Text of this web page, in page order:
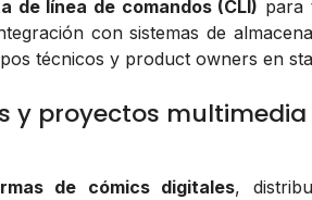
de línea de comandos (CLI) para
con sistemas de
técnicos y product owners en
y proyectos multimedia
de cómics digitales,